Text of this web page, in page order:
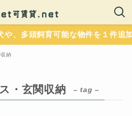
多頭飼育可能な物件を１件追加
納
・玄関収納 – tag –